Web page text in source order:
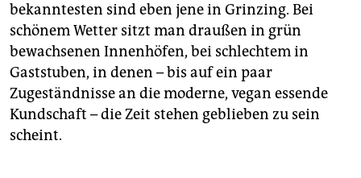
bekanntesten sind eben jene in Grinzing. Bei
schönem Wetter sitzt man draußen in grün
bewachsenen Innenhöfen, bei schlechtem in
Gaststuben, in denen – bis auf ein paar
Zugeständnisse an die moderne, vegan essende
Kundschaft – die Zeit stehen geblieben zu sein
scheint.